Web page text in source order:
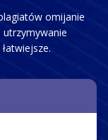
omijanie